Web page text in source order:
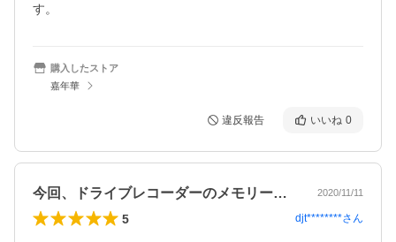
す。
購入したストア
嘉年華
違反報告 いいね 0
今回、ドライブレコーダーのメモリーとし… 2020/11/11
5 djt********さん